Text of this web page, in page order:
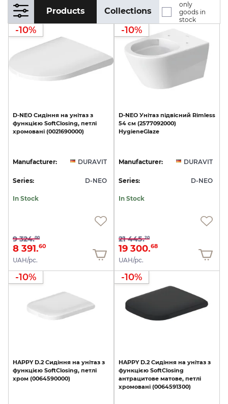
Products Collections
only
goods in
stock
-10%
D-NEO Сидіння на унітаз з
функцією SoftClosing, петлі
хромовані (0021690000)
Manufacturer: DURAVIT
Series: D-NEO
In Stock
9 324.00
8 391.60
UAH/pc.
-10%
D-NEO Унітаз підвісний Rimless
54 см (2577092000)
HygieneGlaze
Manufacturer: DURAVIT
Series: D-NEO
In Stock
21 445.20
19 300.68
UAH/pc.
-10%
HAPPY D.2 Сидіння на унітаз з
функцією SoftClosing, петлі
хром (0064590000)
-10%
HAPPY D.2 Сидіння на унітаз з
функцією SoftClosing
антрацитове матове, петлі
хромовані (0064591300)